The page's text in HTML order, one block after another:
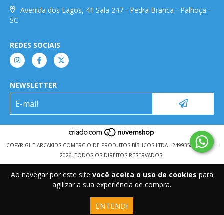
Ao navegar por este site você aceita o uso de cookies para
agilizar a sua experiência de compra.
ENTENDI
Avenida dos Lagos, 41 Sala 247 - Pedra Branca - Palhoça -
SC
REDES SOCIAIS
NEWSLETTER
COPYRIGHT ARCAKIDS COMERCIO DE PRODUTOS BÍBLICOS LTDA - 24993584000101 -
2026. TODOS OS DIREITOS RESERVADOS.